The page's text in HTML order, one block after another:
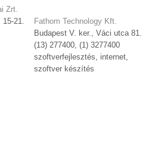
Zrt.
15-21.
Fathom Technology Kft.
Budapest V. ker., Váci utca 81.
(13) 277400, (1) 3277400
szoftverfejlesztés, internet,
szoftver készítés